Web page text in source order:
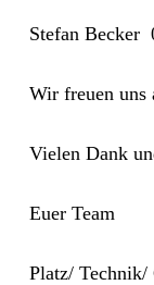
Stefan Becker
Wir freuen uns
Vielen Dank
Euer Team
Platz/ Technik/